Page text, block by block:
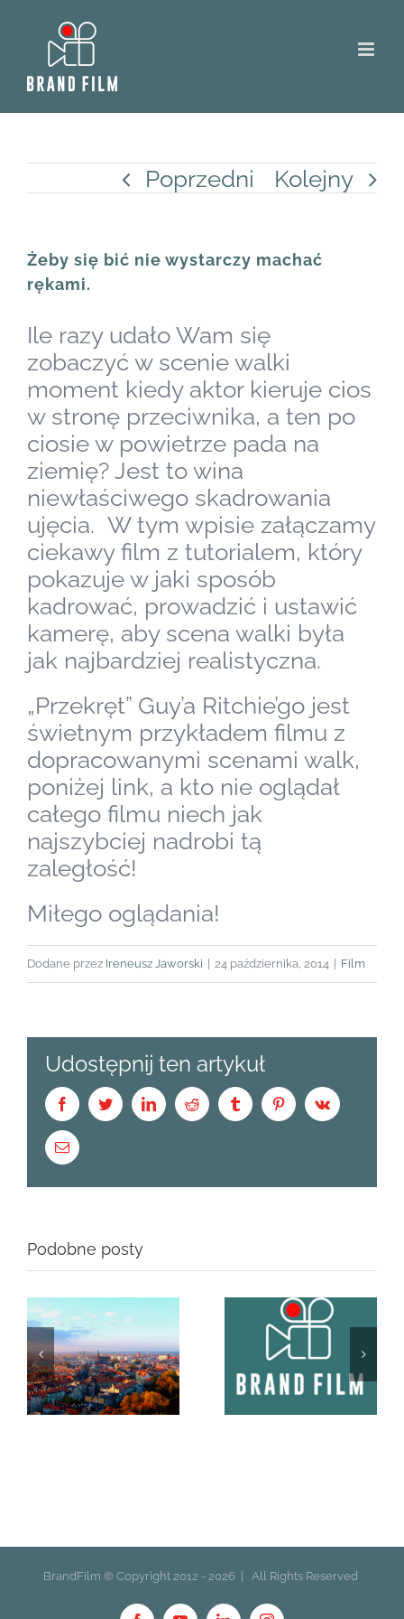
content
Poprzedni Kolejny
Żeby się bić nie wystarczy machać
rękami.
Ile razy udało Wam się
zobaczyć w scenie walki
moment kiedy aktor kieruje cios
w stronę przeciwnika, a ten po
ciosie w powietrze pada na
ziemię? Jest to wina
niewłaściwego skadrowania
ujęcia. W tym wpisie załączamy
ciekawy film z tutorialem, który
pokazuje w jaki sposób
kadrować, prowadzić i ustawić
kamerę, aby scena walki była
jak najbardziej realistyczna.
„Przekręt” Guy’a Ritchie’go jest
świetnym przykładem filmu z
dopracowanymi scenami walk,
poniżej link, a kto nie oglądał
całego filmu niech jak
najszybciej nadrobi tą
zaległość!
Miłego oglądania!
Dodane przez Ireneusz Jaworski 24 października, 2014 Film
Udostępnij ten artykuł
FacebookTwitterLinkedInReddit Tumblr PinterestVk
Email
Podobne posty
filmowa
Miast, Gmin
i Powiatów
BrandFilm © Copyright 2012 - 2026 | All Rights Reserved